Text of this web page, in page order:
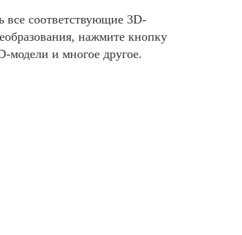
все соответствующие 3D-
нажмите кнопку
модели и многое другое.